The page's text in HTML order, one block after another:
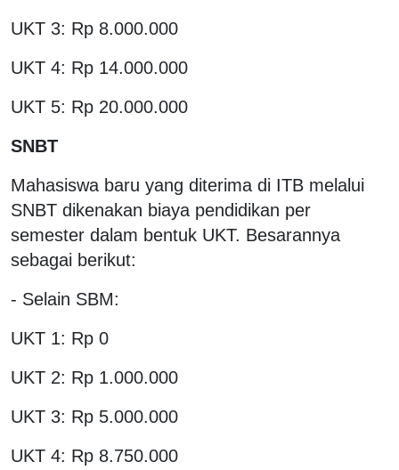
UKT 3: Rp 8.000.000
UKT 4: Rp 14.000.000
UKT 5: Rp 20.000.000
SNBT
Mahasiswa baru yang diterima di ITB melalui
SNBT dikenakan biaya pendidikan per
semester dalam bentuk UKT. Besarannya
sebagai berikut:
- Selain SBM:
UKT 1: Rp 0
UKT 2: Rp 1.000.000
UKT 3: Rp 5.000.000
UKT 4: Rp 8.750.000